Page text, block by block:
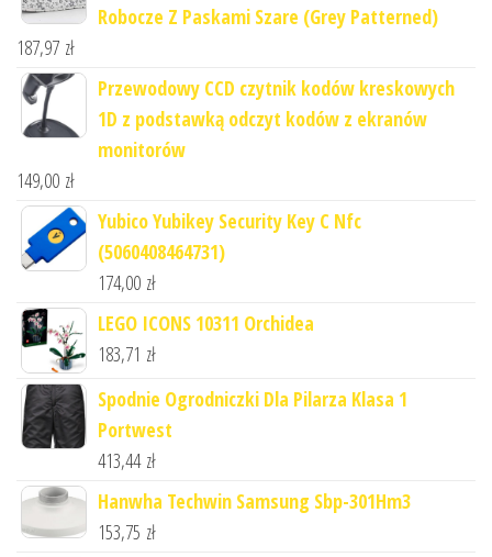
Robocze Z Paskami Szare (Grey Patterned)
187,97 zł
Przewodowy CCD czytnik kodów kreskowych
1D z podstawką odczyt kodów z ekranów
monitorów
149,00 zł
Yubico Yubikey Security Key C Nfc
(5060408464731)
174,00 zł
LEGO ICONS 10311 Orchidea
183,71 zł
Spodnie Ogrodniczki Dla Pilarza Klasa 1
Portwest
413,44 zł
Hanwha Techwin Samsung Sbp-301Hm3
153,75 zł